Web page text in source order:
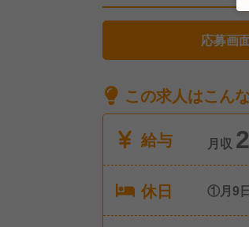
応募画
この求人はこんな
給与
月収
休日
①月9